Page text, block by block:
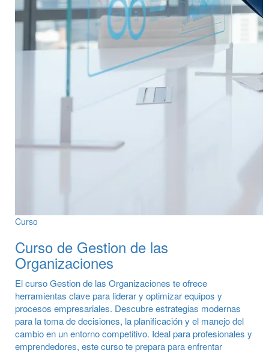
Curso
Curso de Gestion de las
Organizaciones
El curso Gestion de las Organizaciones te ofrece
herramientas clave para liderar y optimizar equipos y
procesos empresariales. Descubre estrategias modernas
para la toma de decisiones, la planificación y el manejo del
cambio en un entorno competitivo. Ideal para profesionales y
emprendedores, este curso te prepara para enfrentar